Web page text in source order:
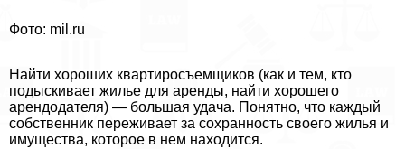
Фото: mil.ru
Найти хороших квартиросъемщиков (как и тем, кто
подыскивает жилье для аренды, найти хорошего
арендодателя) — большая удача. Понятно, что каждый
собственник переживает за сохранность своего жилья и
имущества, которое в нем находится.